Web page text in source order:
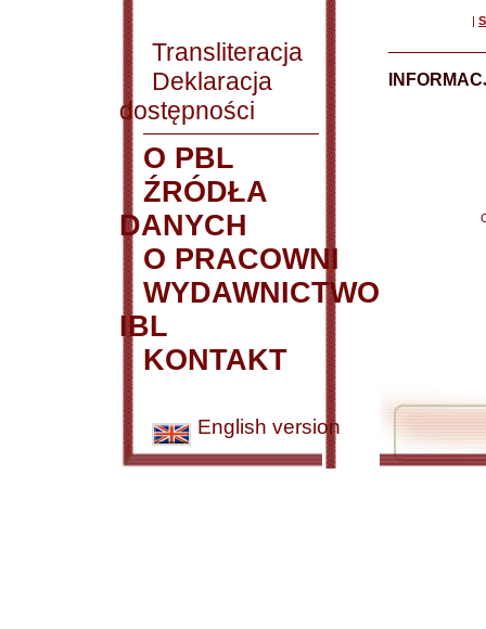
Transliteracja
Deklaracja
dostępności
O PBL
ŹRÓDŁA
DANYCH
O PRACOWNI
WYDAWNICTWO
IBL
KONTAKT
English version
|